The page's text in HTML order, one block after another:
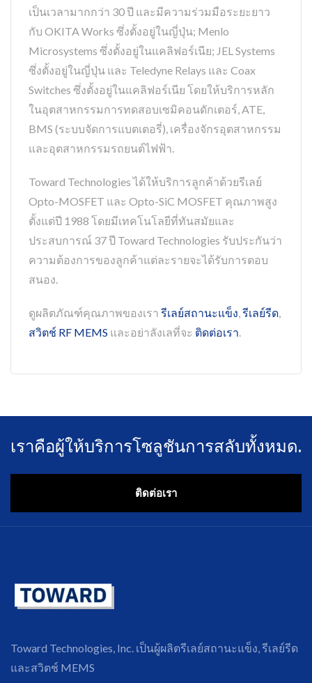
เป็นเวลามากกว่า 30 ปี และมีความร่วมมือระยะยาว
กับ OKITA Works ซึ่งตั้งอยู่ในญี่ปุ่น; Menlo
Microsystems ซึ่งตั้งอยู่ในแคลิฟอร์เนีย; JEL Systems
ซึ่งตั้งอยู่ในญี่ปุ่น และ Teledyne Relays และ Coax
Switches ซึ่งตั้งอยู่ในแคลิฟอร์เนีย โดยให้บริการหลัก
ในอุตสาหกรรมการทดสอบเซมิคอนดักเตอร์, ATE,
BMS (ระบบจัดการแบตเตอรี่), เครื่องจักรอุตสาหกรรม
และอุตสาหกรรมรถยนต์ไฟฟ้า.
Toward Technologies ได้ให้บริการลูกค้าด้วยรีเลย์
Opto-MOSFET และ Opto-SiC MOSFET คุณภาพสูง
ตั้งแต่ปี 1988 โดยมีเทคโนโลยีที่ทันสมัยและ
ประสบการณ์ 37 ปี Toward Technologies รับประกันว่า
ความต้องการของลูกค้าแต่ละรายจะได้รับการตอบ
สนอง.
ดูผลิตภัณฑ์คุณภาพของเรา รีเลย์สถานะแข็ง,รีเลย์รีด,
สวิตช์ RF MEMS และอย่าลังเลที่จะ ติดต่อเรา.
เราคือผู้ให้บริการโซลูชันการสลับทั้งหมด.
ติดต่อเรา
Toward Technologies, Inc. เป็นผู้ผลิตรีเลย์สถานะแข็ง, รีเลย์รีด
และสวิตช์ MEMS